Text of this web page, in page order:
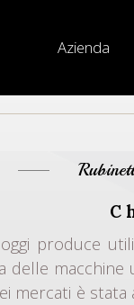
Azienda
oggi produce
mercati è